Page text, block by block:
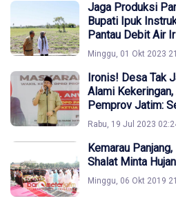
Jaga Produksi
Bupati Ipuk
Pantau Debit Air
Minggu, 01 Okt 2023
Ironis! Desa Tak
Alami
Pemprov Jatim:
Rabu, 19 Jul 2023
Kemarau
Shalat Minta Hujan
Minggu, 06 Okt 2019